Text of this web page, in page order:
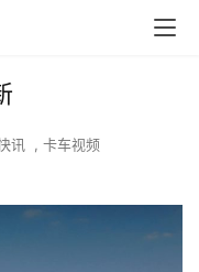
讯 , 卡车视频